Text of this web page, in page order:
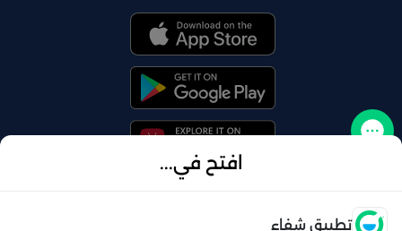
افتح في...
تطبيق شفاء
تواصل معنا